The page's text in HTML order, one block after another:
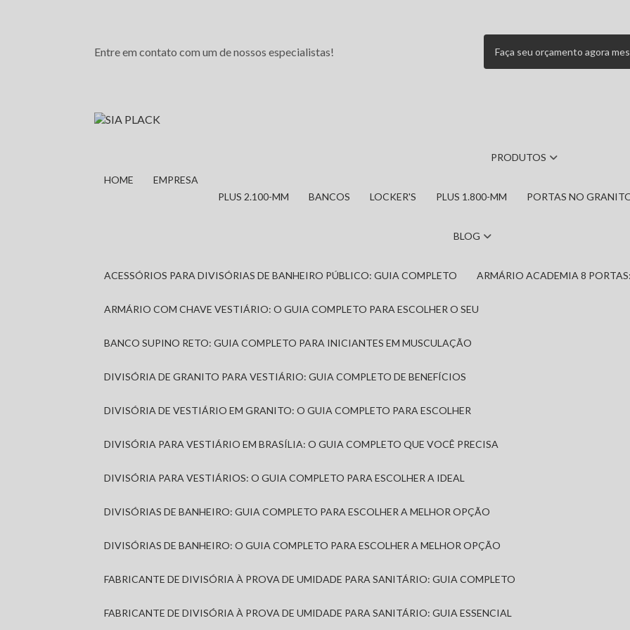
Entre em contato com um de nossos especialistas! Faça seu orçamento agora
HOME EMPRESA
PRODUTOS
PLUS 2.100-MM BANCOS LOCKER'S PLUS 1.800-MM PORTAS NO
BLOG
ACESSÓRIOS PARA DIVISÓRIAS DE BANHEIRO PÚBLICO: GUIA COMPLETO ARMÁRIO ACADEMIA 8
ARMÁRIO COM CHAVE VESTIÁRIO: O GUIA COMPLETO PARA ESCOLHER O SEU
BANCO SUPINO RETO: GUIA COMPLETO PARA INICIANTES EM MUSCULAÇÃO
DIVISÓRIA DE GRANITO PARA VESTIÁRIO: GUIA COMPLETO DE BENEFÍCIOS
DIVISÓRIA DE VESTIÁRIO EM GRANITO: O GUIA COMPLETO PARA ESCOLHER
DIVISÓRIA PARA VESTIÁRIO EM BRASÍLIA: O GUIA COMPLETO QUE VOCÊ PRECISA
DIVISÓRIA PARA VESTIÁRIOS: O GUIA COMPLETO PARA ESCOLHER A IDEAL
DIVISÓRIAS DE BANHEIRO: GUIA COMPLETO PARA ESCOLHER A MELHOR OPÇÃO
DIVISÓRIAS DE BANHEIRO: O GUIA COMPLETO PARA ESCOLHER A MELHOR OPÇÃO
FABRICANTE DE DIVISÓRIA À PROVA DE UMIDADE PARA SANITÁRIO: GUIA COMPLETO
FABRICANTE DE DIVISÓRIA À PROVA DE UMIDADE PARA SANITÁRIO: GUIA ESSENCIAL